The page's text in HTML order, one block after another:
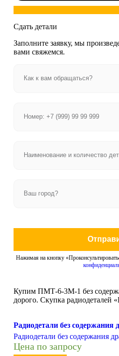
Сдать детали
Заполните заявку, мы
вами свяжемся.
Нажимая на кнопку
Купим ПМТ-6-3М-1 без
дорого. Скупка радиодеталей
Радиодетали без содержания
Радиодетали без содержания
Цена по запросу